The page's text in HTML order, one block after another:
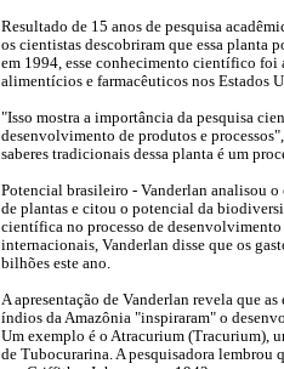
Resultado de 15 anos de pesquisa
os cientistas descobriram que essa planta
em 1994, esse conhecimento científico foi
alimentícios e farmacêuticos nos Estados
"Isso mostra a importância da pesquisa
desenvolvimento de produtos e
saberes tradicionais dessa planta é um
Potencial brasileiro - Vanderlan analisou
de plantas e citou o potencial da
científica no processo de
internacionais, Vanderlan disse que os
bilhões este ano.
A apresentação de Vanderlan revela que
índios da Amazônia "inspiraram" o
Um exemplo é o Atracurium (Tracurium),
de Tubocurarina. A pesquisadora lembrou